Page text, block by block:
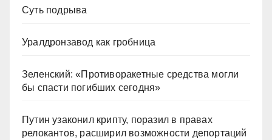
Суть подрыва
Уралдронзавод как гробница
Зеленский: «Противоракетные средства могли
бы спасти погибших сегодня»
Путин узаконил крипту, поразил в правах
релокантов, расширил возможности депортаций